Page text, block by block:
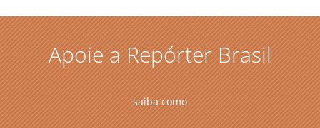
Apoie a Repórter Brasil
saiba como